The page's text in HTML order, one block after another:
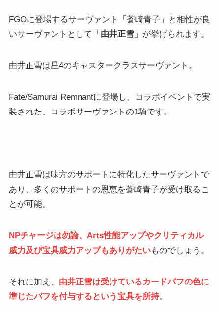
FGOに登場するサーヴァント「蒼崎青子」と相性が良
いサーヴァントとして「 由井正雪」が挙げられます。
由井正雪は星4のキャスタークラスサーヴァント。
Fate/Samurai Remnantに登場し、コラボイベントで実
装された、コラボサーヴァントの1騎です。
由井正雪は味方のサポートに特化したサーヴァントで
あり、多くのサポートの恩恵を蒼崎青子が受け取るこ
とが可能。
NPチャージは勿論、Arts性能アップやクリティカル
威力及び宝具威力アップもありがたいものでしょう。
それに加え、 由井正雪は受けているカードバフの色に
準じたバフを付与するという宝具を所持。